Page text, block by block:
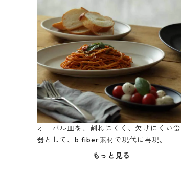
オーバル皿を、割れにくく、欠けにくい食
器として、b fiber素材で現代に再現。
もっと見る